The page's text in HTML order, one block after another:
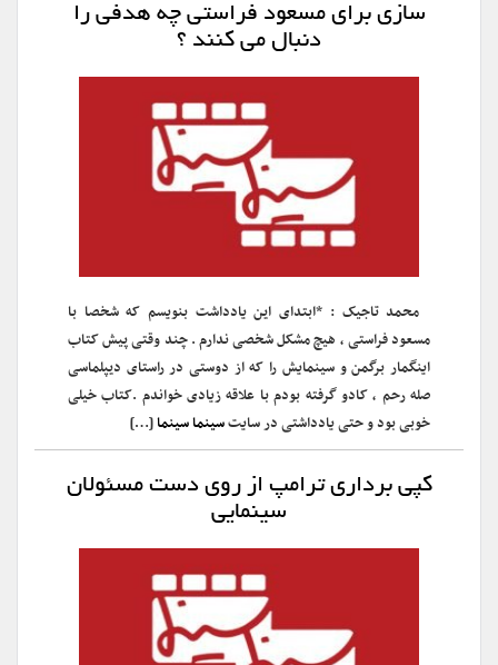
سازی برای مسعود فراستی چه هدفی را
دنبال می کنند ؟
محمد تاجیک : *ابتدای این یادداشت بنویسم که شخصا با
مسعود فراستی ، هیچ مشکل شخصی ندارم . چند وقتی پیش کتاب
اینگمار برگمن و سینمایش را که از دوستی در راستای دیپلماسی
صله رحم ، کادو گرفته بودم با علاقه زیادی خواندم .کتاب خیلی
خوبی بود و حتی یادداشتی در سایتسینما سینما[…]
کپی برداری ترامپ از روی دست مسئولان
سینمایی